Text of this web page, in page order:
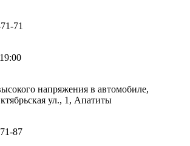
71
напряжения в автомобиле,
ул., 1, Апатиты
87